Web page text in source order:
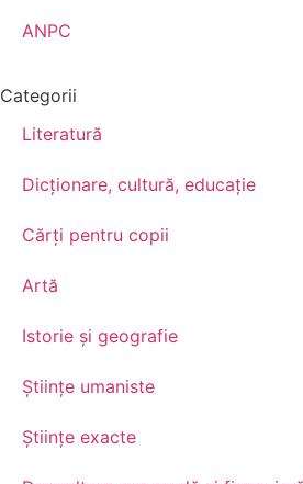
ANPC
Categorii
Literatură
Dicționare, cultură, educație
Cărți pentru copii
Artă
Istorie și geografie
Științe umaniste
Științe exacte